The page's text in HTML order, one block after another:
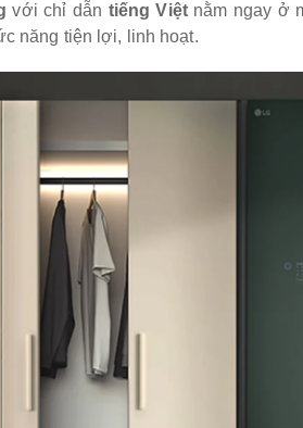
với chỉ dẫn tiếng Việt nằm ngay ở
năng tiện lợi, linh hoạt.